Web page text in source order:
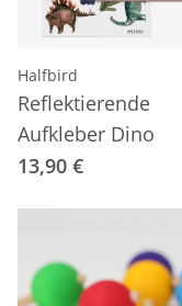
Halfbird
Reflektierende
Aufkleber Dino
13,90 €